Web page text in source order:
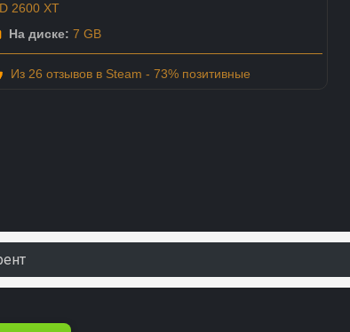
2600 XT
На диске: 7 GB
Из 26 отзывов в Steam - 73% позитивные